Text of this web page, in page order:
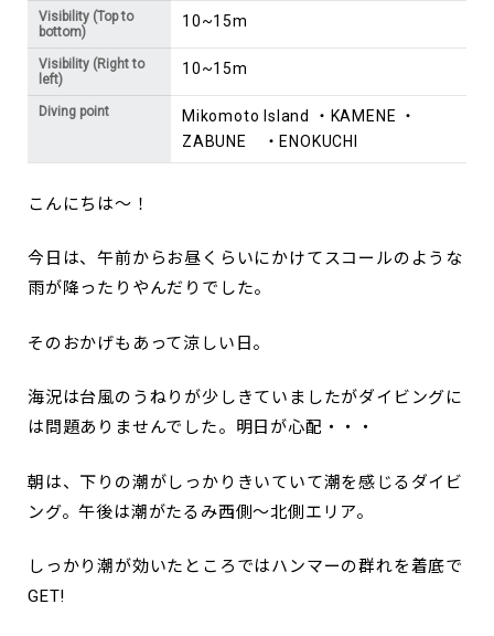
Visibility (Top to
bottom)
10~15m
Visibility (Right to
left)
10~15m
Diving point
Mikomoto Island ・KAMENE ・
ZABUNE ・ENOKUCHI
こんにちは～！
今日は、午前からお昼くらいにかけてスコールのような
雨が降ったりやんだりでした。
そのおかげもあって涼しい日。
海況は台風のうねりが少しきていましたがダイビングに
は問題ありませんでした。明日が心配・・・
朝は、下りの潮がしっかりきいていて潮を感じるダイビ
ング。午後は潮がたるみ西側～北側エリア。
しっかり潮が効いたところではハンマーの群れを着底で
GET!